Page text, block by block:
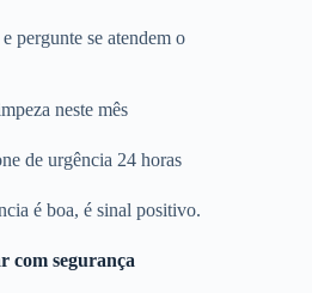
pergunte se atendem o
neste mês
de urgência 24 horas
é boa, é sinal positivo.
com segurança